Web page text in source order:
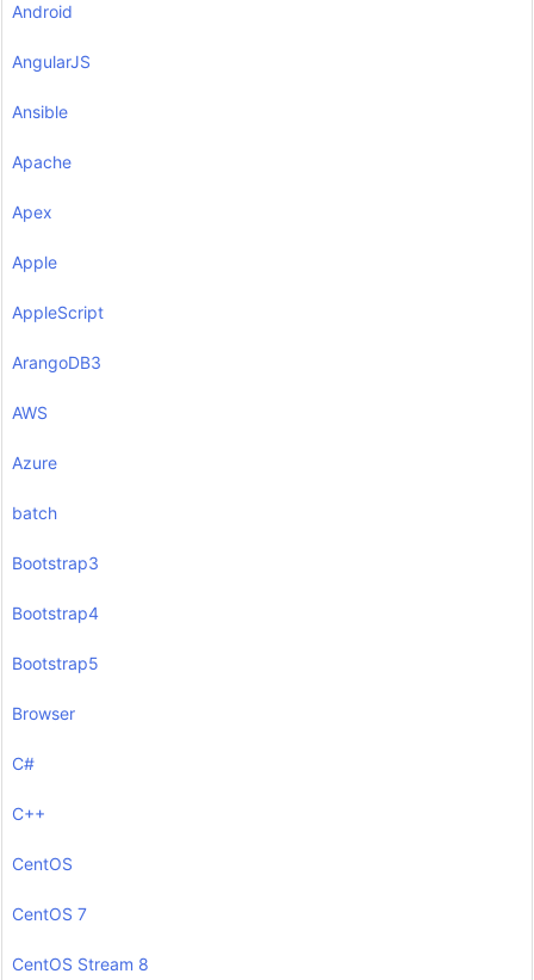
Android
AngularJS
Ansible
Apache
Apex
Apple
AppleScript
ArangoDB3
AWS
Azure
batch
Bootstrap3
Bootstrap4
Bootstrap5
Browser
C#
C++
CentOS
CentOS 7
CentOS Stream 8